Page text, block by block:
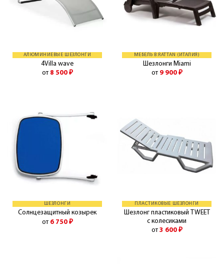
АЛЮМИНИЕВЫЕ ШЕЗЛОНГИ
4Villa wave
от 8 500 ₽
МЕБЕЛЬ B:RATTAN (ИТАЛИЯ)
Шезлонги Miami
от 9 900 ₽
ШЕЗЛОНГИ
Солнцезащитный козырек
от 6 750 ₽
ПЛАСТИКОВЫЕ ШЕЗЛОНГИ
Шезлонг пластиковый TWEET
с колесиками
от 3 600 ₽